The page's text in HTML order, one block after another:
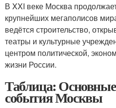
В XXI веке Москва
крупнейших мегаполисов
ведётся строительство,
театры и культурные
центром политической,
жизни России.
Таблица:
события Москвы